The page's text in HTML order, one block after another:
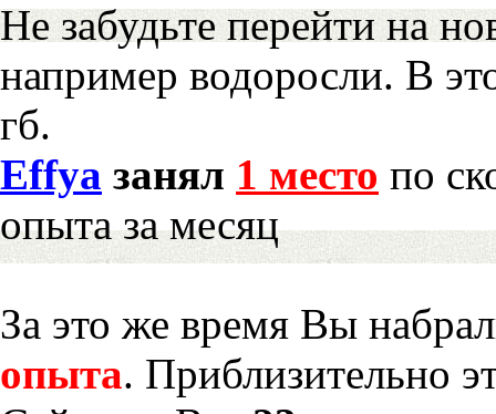
Не забудьте перейти на
например водоросли. В
гб.
Effya занял 1 место по
опыта за месяц
За это же время Вы
опыта. Приблизительно